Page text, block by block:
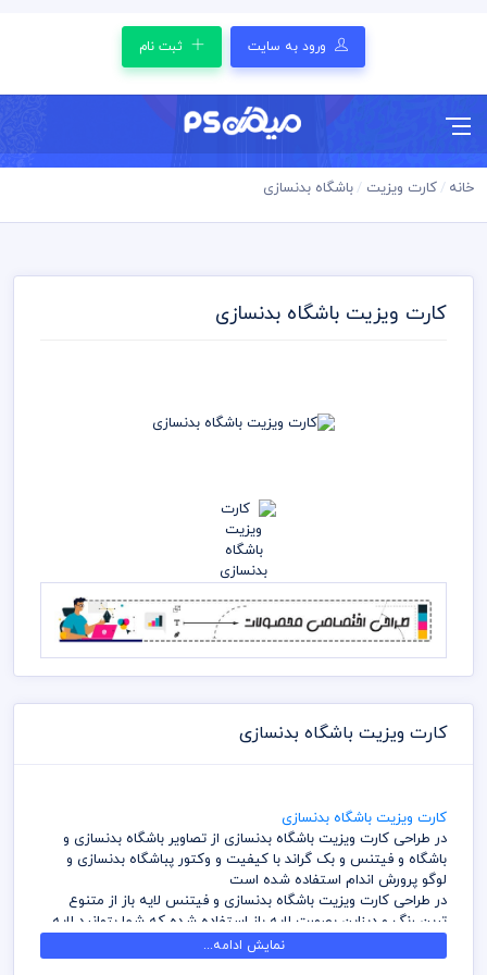
ورود به سایت ثبت نام
خانه کارت ویزیت باشگاه بدنسازی
کارت ویزیت باشگاه بدنسازی
کارت ویزیت باشگاه بدنسازی
کارت ویزیت باشگاه بدنسازی
در طراحی کارت ویزیت باشگاه بدنسازی از تصاویر باشگاه بدنسازی و
باشگاه و فیتنس و بک گراند با کیفیت و وکتور پباشگاه بدنسازی و
لوگو پرورش اندام استفاده شده است
در طراحی کارت ویزیت باشگاه بدنسازی و فیتنس لایه باز از متنوع
ترین رنگ و دیزاین بصورت لایه باز استفاده شده که شما بتوانید لایه
های مختلف کارت ویزیت را به سلیقه ویرایش و استفاده نمائید
در طراحی کارت ویزیت میهن پی اس دی از تصاویر و وکتورهای
نمایش ادامه...